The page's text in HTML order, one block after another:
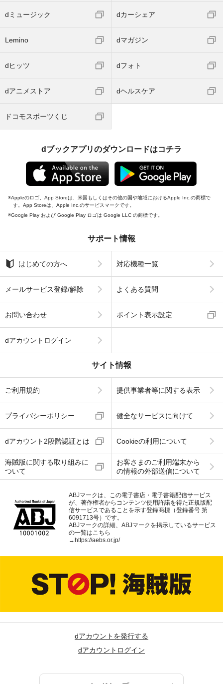
dミュージック dカーシェア
Lemino dマガジン
dヒッツ dフォト
dアニメストア dヘルスケア
ドコモスポーツくじ
dブックアプリのダウンロードはコチラ
Appleのロゴ、App Storeは、米国もしくはその他の国や地域におけるApple Inc.の商標で
す。App Storeは、Apple Inc.のサービスマークです。
Google Play および Google Play ロゴは Google LLC の商標です。
サポート情報
はじめての方へ 対応機種一覧
メールサービス登録/解除 よくある質問
お問い合わせ ポイント表示設定
dアカウントログイン
サイト情報
ご利用規約 提供事業者等に関する表示
プライバシーポリシー 健全なサービスに向けて
dアカウント2段階認証とは Cookieの利用について
海賊版に関する取り組みに
ついて
お客さまのご利用端末から
の情報の外部送信について
ABJマークは、この電子書店・電子書籍配信サービス
が、著作権者からコンテンツ使用許諾を得た正規版配
信サービスであることを示す登録商標（登録番号 第
6091713号）です。
ABJマークの詳細、ABJマークを掲示しているサービス
の一覧はこちら
→ https://aebs.or.jp/
dアカウントを発行する
dアカウントログイン